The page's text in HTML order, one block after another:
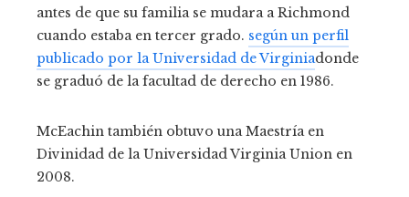
antes de que su familia se mudara a Richmond
cuando estaba en tercer grado. según un perfil
publicado por la Universidad de Virginiadonde
se graduó de la facultad de derecho en 1986.
McEachin también obtuvo una Maestría en
Divinidad de la Universidad Virginia Union en
2008.